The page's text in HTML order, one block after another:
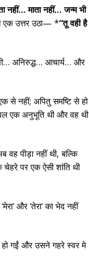
नहीं… माता नहीं… जन्म भी
एक उत्तर उठा— *“तू वही है
अनिरुद्ध… आचार्य… और
नहीं; अपितु समष्टि से हो
एक अनुभूति थी और वह थी
पीड़ा नहीं थी, बल्कि
पर एक ऐसी शांति थी
और ‘तेरा’ का भेद नहीं
गईं और उसने गहरे स्वर मे